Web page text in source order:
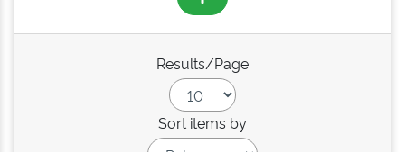
Results/Page
Sort items by